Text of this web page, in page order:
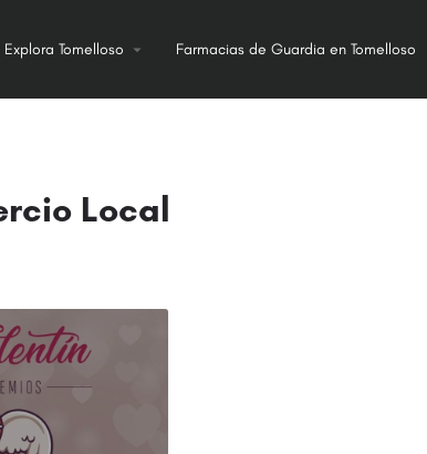
Explora Tomelloso Farmacias de Guardia en Tomelloso
Local